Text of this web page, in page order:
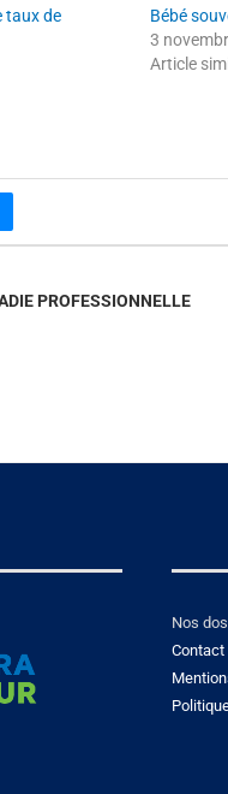
taux de
Bébé
3
Article
PROFESSIONNELLE
Nos
Contact